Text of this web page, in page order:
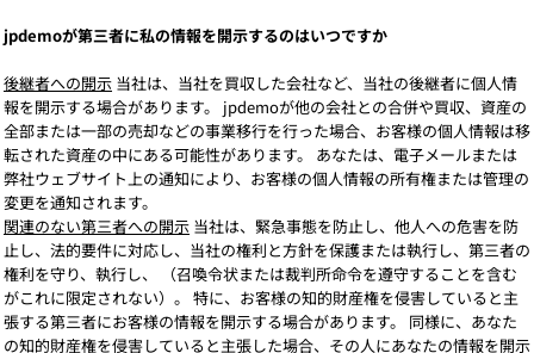
jpdemoが第三者に私の情報を開示するのはいつですか
後継者への開示 当社は、当社を買収した会社など、当社の後継者に個人情
報を開示する場合があります。 jpdemoが他の会社との合併や買収、資産の
全部または一部の売却などの事業移行を行った場合、お客様の個人情報は移
転された資産の中にある可能性があります。 あなたは、電子メールまたは
弊社ウェブサイト上の通知により、お客様の個人情報の所有権または管理の
変更を通知されます。
関連のない第三者への開示 当社は、緊急事態を防止し、他人への危害を防
止し、法的要件に対応し、当社の権利と方針を保護または執行し、第三者の
権利を守り、執行し、 （召喚令状または裁判所命令を遵守することを含む
がこれに限定されない）。 特に、お客様の知的財産権を侵害していると主
張する第三者にお客様の情報を開示する場合があります。 同様に、あなた
の知的財産権を侵害していると主張した場合、その人にあなたの情報を開示